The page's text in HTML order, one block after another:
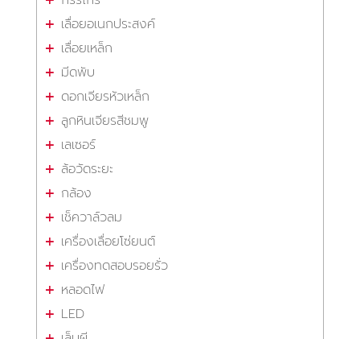
เลื่อยอเนกประสงค์
เลื่อยเหล็ก
มีดพับ
ดอกเจียรหัวเหล็ก
ลูกหินเจียรสีชมพู
เลเซอร์
ล้อวัดระยะ
กล้อง
เช็ควาล์วลม
เครื่องเลื่อยโซ่ยนต์
เครื่องทดสอบรอยรั่ว
หลอดไฟ
LED